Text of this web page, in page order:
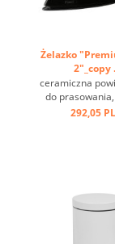
Żelazko
2"_copy
ceramiczna
do
sprzyskiwania
292,05